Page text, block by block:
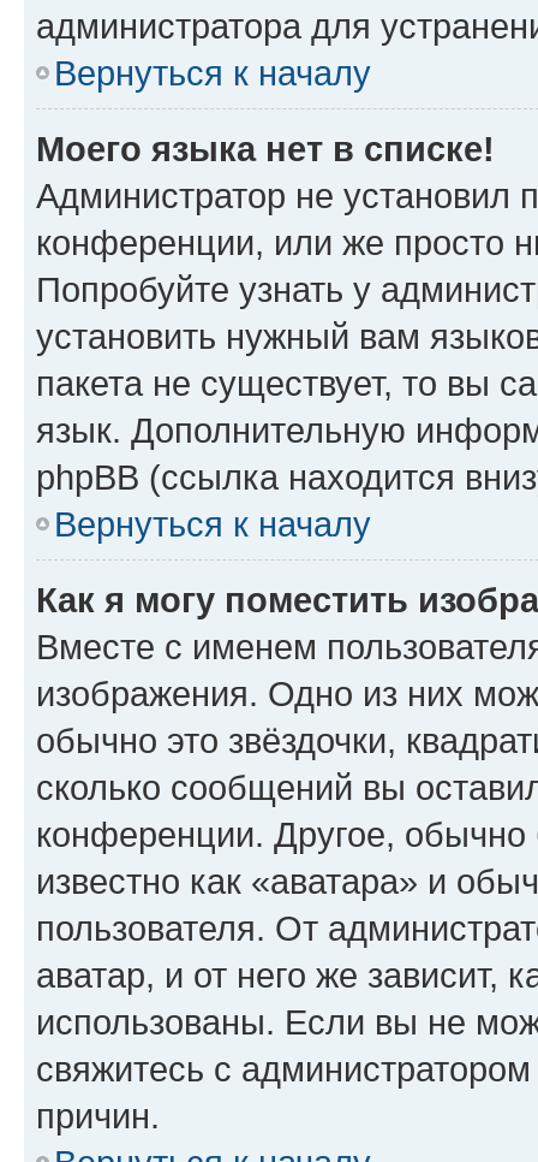
администратора для
Вернуться к началу
Моего языка нет в списке!
Администратор не установил
конференции, или же просто
Попробуйте узнать у
установить нужный вам
пакета не существует, то вы
язык. Дополнительную
phpBB (ссылка находится
Вернуться к началу
Как я могу поместить
Вместе с именем
изображения. Одно из них
обычно это звёздочки,
сколько сообщений вы
конференции. Другое,
известно как «аватара» и
пользователя. От
аватар, и от него же зависит,
использованы. Если вы не
свяжитесь с
причин.